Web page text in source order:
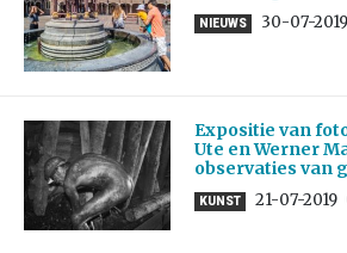
NIEUWS 30-07-2019
Expositie van
Ute en Werner
observaties van
KUNST 21-07-2019